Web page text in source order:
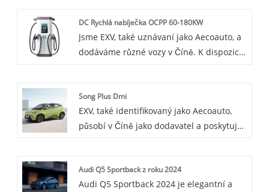
kompaktní vůz uvedený na trh speciálně
pro čínský trh, vykazuje dobrou tržní
konkurenceschopnost z hlediska dojezdu,
DC Rychlá nabíječka OCPP 60-180KW
Jsme EXV, také uznávaní jako Aecoauto, a
dodáváme různé vozy v Číně. K dispozici
DC Fast Charger. OCPP 60-180KW DC Fast
Charger je výkonná DC rychlá nabíječka,
která obsahuje Open Charging Protocol
Song Plus Dmi
EXV, také identifikovaný jako Aecoauto,
působí v Číně jako dodavatel a poskytuje
Audi Q5 Sportback z roku 2024
Audi Q5 Sportback 2024 je elegantní a